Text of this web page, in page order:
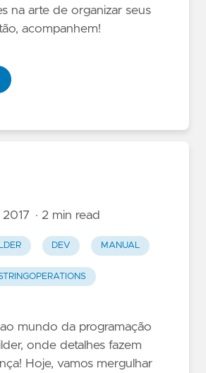
na arte de organizar seus
acompanhem!
· 2 min read
DEV MANUAL
mundo da programação
onde detalhes fazem
Hoje, vamos mergulhar